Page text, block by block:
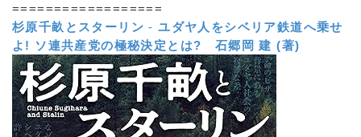
==================
杉原千畝とスターリン -ユダヤ人をシベリア鉄道へ乗せ
よ! ソ連共産党の極秘決定とは?
石郷岡 建 (著)